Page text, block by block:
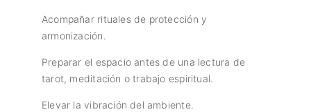
Acompañar rituales de protección y
armonización.
Preparar el espacio antes de una lectura de
tarot, meditación o trabajo espiritual.
Elevar la vibración del ambiente.